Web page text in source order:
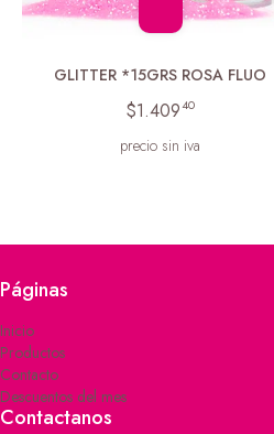
GLITTER *15GRS ROSA FLUO
$1.40940
precio sin iva
Páginas
Inicio
Productos
Contacto
Descuentos del mes
Contactanos